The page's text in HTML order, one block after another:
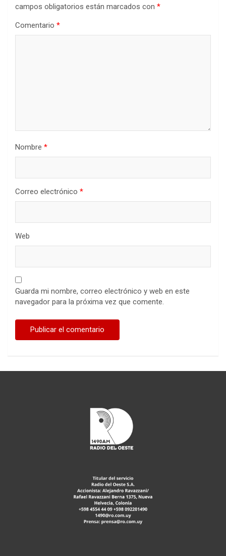
campos obligatorios están marcados con *
Comentario *
Nombre *
Correo electrónico *
Web
Guarda mi nombre, correo electrónico y web en este
navegador para la próxima vez que comente.